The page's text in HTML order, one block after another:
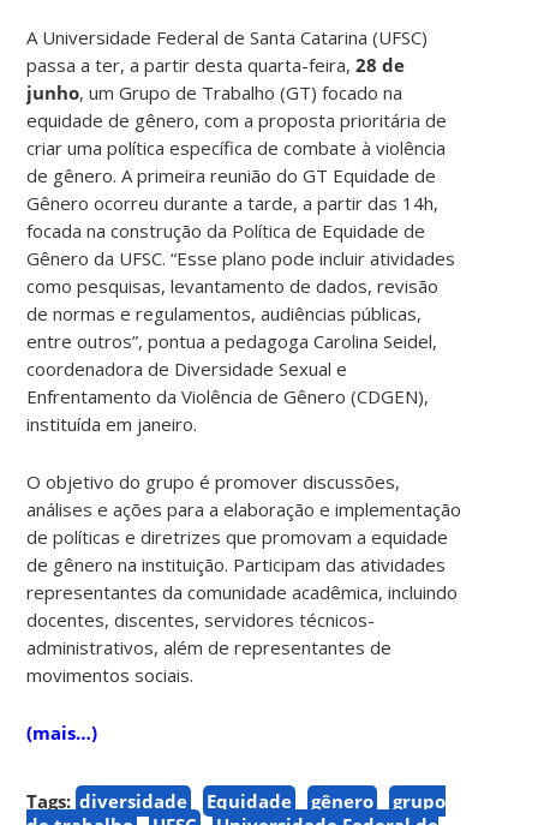
A Universidade Federal de Santa Catarina (UFSC)
passa a ter, a partir desta quarta-feira,28 de
junho, um Grupo de Trabalho (GT) focado na
equidade de gênero, com a proposta prioritária de
criar uma política específica de combate à violência
de gênero. A primeira reunião do GT Equidade de
Gênero ocorreu durante a tarde, a partir das 14h,
focada na construção da Política de Equidade de
Gênero da UFSC. “Esse plano pode incluir atividades
como pesquisas, levantamento de dados, revisão
de normas e regulamentos, audiências públicas,
entre outros”, pontua a pedagoga Carolina Seidel,
coordenadora de Diversidade Sexual e
Enfrentamento da Violência de Gênero (CDGEN),
instituída em janeiro.
O objetivo do grupo é promover discussões,
análises e ações para a elaboração e implementação
de políticas e diretrizes que promovam a equidade
de gênero na instituição. Participam das atividades
representantes da comunidade acadêmica, incluindo
docentes, discentes, servidores técnicos-
administrativos, além de representantes de
movimentos sociais.
(mais…)
Tags: diversidade Equidade gênero
grupo